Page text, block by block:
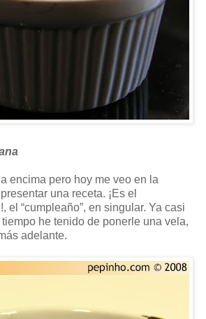
encima pero hoy me veo en la
una receta. ¡Es el
!, el “cumpleaño”, en singular. Ya casi
he tenido de ponerle una vela,
adelante.